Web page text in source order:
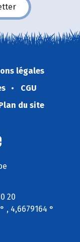
légales
CGU
du site
20
, 4,6679164 °